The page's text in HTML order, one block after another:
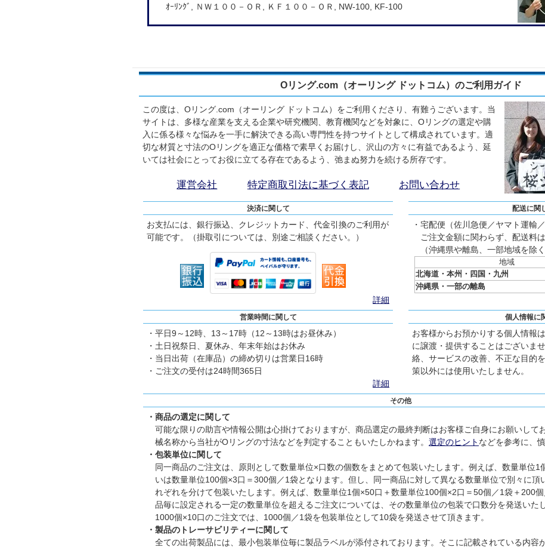
ｵｰﾘﾝｸﾞ, ＮＷ１００－ＯＲ, ＫＦ１００－ＯＲ, NW-100, KF-100
Oリング.com（オーリング ドットコム）のご利用ガイド
この度は、Oリング.com（オーリング ドットコム）をご利用くださり、有難うございます。当
サイトは、多様な産業を支える企業や研究機関、教育機関などを対象に、Oリングの選定や購
入に係る様々な悩みを一手に解決できる高い専門性を持つサイトとして構成されています。適
切な材質と寸法のOリングを適正な価格で素早くお届けし、沢山の方々に有益であるよう、延
いては社会にとってお役に立てる存在であるよう、弛まぬ努力を続ける所存です。
運営会社 特定商取引法に基づく表記 お問い合わせ
決済に関して 配送に関
お支払には、銀行振込、クレジットカード、代金引換のご利用が
可能です。（掛取引については、別途ご相談ください。）
・宅配便（佐川急便／ヤマト運輸
ご注文金額に関わらず、配送料
（沖縄県や離島、一部地域を除く
地域
北海道・本州・四国・九州
沖縄県・一部の離島
詳細
営業時間に関して 個人情報に
・平日9～12時、13～17時（12～13時はお昼休み）
・土日祝祭日、夏休み、年末年始はお休み
・当日出荷（在庫品）の締め切りは営業日16時
・ご注文の受付は24時間365日
お客様からお預かりする個人情報
に譲渡・提供することはございま
絡、サービスの改善、不正な目的
策以外には使用いたしません。
詳細
その他
・商品の選定に関して
可能な限りの助言や情報公開は心掛けておりますが、商品選定の最終判断はお客様ご自身にお願いして
械名称から当社がOリングの寸法などを判定することもいたしかねます。 選定のヒント などを参考に、
・包装単位に関して
同一商品のご注文は、原則として数量単位×口数の個数をまとめて包装いたします。例えば、数量単位
いは数量単位100個×3口＝300個／1袋となります。但し、同一商品に対して異なる数量単位で別々に頂
れぞれを分けて包装いたします。例えば、数量単位1個×50口＋数量単位100個×2口＝50個／1袋＋200
品毎に設定される一定の数量単位を超えるご注文については、その数量単位の包装で口数分を発送いた
1000個×10口のご注文では、1000個／1袋を包装単位として10袋を発送させて頂きます。
・製品のトレーサビリティーに関して
全ての出荷製品には、最小包装単位毎に製品ラベルが添付されております。そこに記載されている内容